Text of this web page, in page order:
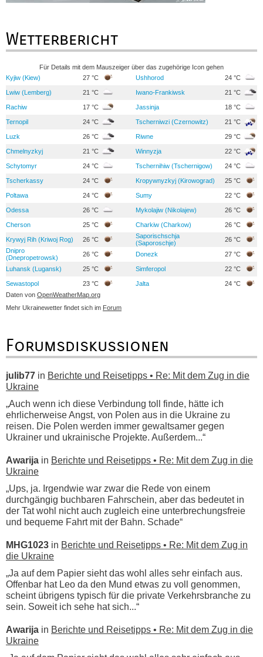
Wetterbericht
Für Details mit dem Mauszeiger über das zugehörige Icon gehen
Kyjiw (Kiew)
27 °C Ushhorod 24 °C
Lwiw (Lemberg) 21 °C Iwano-Frankiwsk 21 °C
Rachiw 17 °C Jassinja 18 °C
Ternopil 24 °C Tscherniwzi (Czernowitz) 21 °C
Luzk 26 °C Riwne 29 °C
Chmelnyzkyj 21 °C Winnyzja 22 °C
Schytomyr 24 °C Tschernihiw (Tschernigow) 24 °C
Tscherkassy 24 °C Kropywnyzkyj (Kirowograd) 25 °C
Poltawa 24 °C Sumy 22 °C
Odessa 26 °C Mykolajiw (Nikolajew) 26 °C
Cherson 25 °C Charkiw (Charkow) 26 °C
Krywyj Rih (Kriwoj Rog) 26 °C
Saporischschja
(Saporoschje)
26 °C
Dnipro
(Dnepropetrowsk)
26 °C Donezk 27 °C
Luhansk (Lugansk) 25 °C Simferopol 22 °C
Sewastopol 23 °C Jalta
24 °C
Daten von OpenWeatherMap.org
Mehr Ukrainewetter findet sich im Forum
Forumsdiskussionen
julib77 in Berichte und Reisetipps • Re: Mit dem Zug in die
Ukraine
„Auch wenn ich diese Verbindung toll finde, hätte ich
ehrlicherweise Angst, von Polen aus in die Ukraine zu
reisen. Die Polen werden immer gewaltsamer gegen
Ukrainer und ukrainische Projekte. Außerdem...“
Awarija in Berichte und Reisetipps • Re: Mit dem Zug in die
Ukraine
„Ups, ja. Irgendwie war zwar die Rede von einem
durchgängig buchbaren Fahrschein, aber das bedeutet in
der Tat wohl nicht auch zugleich eine unterbrechungsfreie
und bequeme Fahrt mit der Bahn. Schade“
MHG1023 in Berichte und Reisetipps • Re: Mit dem Zug in
die Ukraine
„Ja auf dem Papier sieht das wohl alles sehr einfach aus.
Offenbar hat Leo da den Mund etwas zu voll genommen,
scheint übrigens typisch für die private Verkehrsbranche zu
sein. Soweit ich sehe hat sich...“
Awarija in Berichte und Reisetipps • Re: Mit dem Zug in die
Ukraine